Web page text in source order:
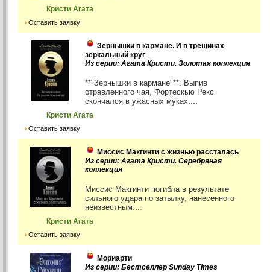
Кристи Агата
Оставить заявку
Зёрнышки в кармане. И в трещинах
зеркальный круг
Из серии: Агата Кристи. Золотая коллекция
**"Зернышки в кармане"**. Выпив
отравленного чая, Фортескью Рекс
скончался в ужасных муках....
Кристи Агата
Оставить заявку
Миссис Макгинти с жизнью рассталась
Из серии: Агата Кристи. Серебряная
коллекция
Миссис Макгинти погибла в результате
сильного удара по затылку, нанесенного
неизвестным....
Кристи Агата
Оставить заявку
Мориарти
Из серии: Бестселлер Sunday Times